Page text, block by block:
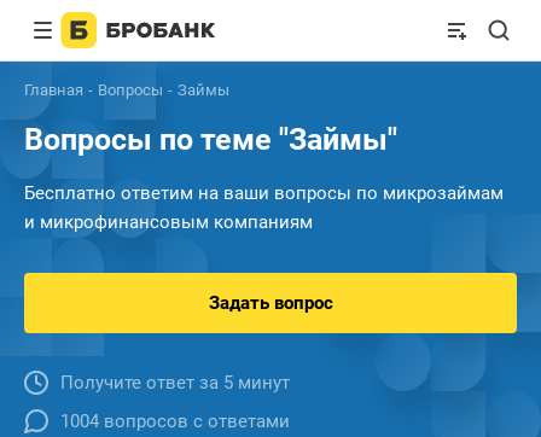
Главная Вопросы Займы
Вопросы по теме "Займы"
Бесплатно ответим на ваши вопросы по микрозаймам
и микрофинансовым компаниям
Задать вопрос
Получите ответ за 5 минут
1004 вопросов с ответами